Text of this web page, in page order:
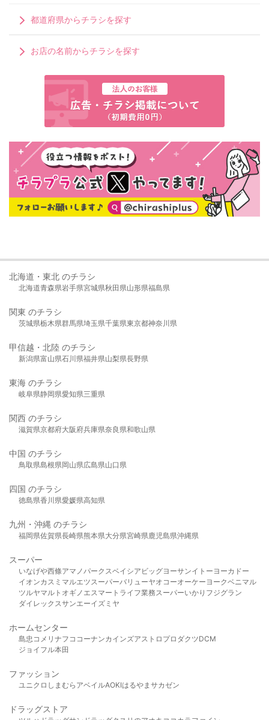
都道府県からチラシを探す
お店の名前からチラシを探す
北海道・東北 のチラシ
北海道青森県岩手県宮城県秋田県山形県福島県
関東 のチラシ
茨城県栃木県群馬県埼玉県千葉県東京都神奈川県
甲信越・北陸 のチラシ
新潟県富山県石川県福井県山梨県長野県
東海 のチラシ
岐阜県静岡県愛知県三重県
関西 のチラシ
滋賀県京都府大阪府兵庫県奈良県和歌山県
中国 のチラシ
鳥取県島根県岡山県広島県山口県
四国 のチラシ
徳島県香川県愛媛県高知県
九州・沖縄 のチラシ
福岡県佐賀県長崎県熊本県大分県宮崎県鹿児島県沖縄県
スーパー
いなげや西條アマノパークスベイシア ビッグヨーサンイトーヨーカドー
イオンカスミ マルエツスーパーバリューヤオコーオーケー ヨークベニマル
ツルヤマルト オギノ エスマート ライフ業務スーパーいかり フジグラン
ダイレックスサンエーイズミヤ
ホームセンター
島忠 コメリ ナフコ コーナンカインズアストロプロダクツDCM
ジョイフル本田
ファッション
ユニクロ しまむら アベイルAOKIはるやま サカゼン
ドラッグストア